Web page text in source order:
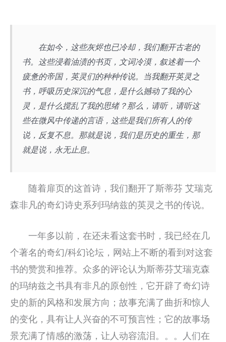
在如今，这些灰烬也已冷却，我们翻开古老的
书。这些浸着油渍的书页，文词冷漠，叙述着一个
疲惫的帝国，英灵们的种种传说。当我翻开英灵之
书，呼吸历史深沉的气息，是什么撼动了我的心
灵，是什么搅乱了我的思绪？那么，请听，请听这
些在微风中传递的言语，这些是我们所有人的传
说，反复不息。那就是说，我们是历史的重生，那
就是说，永无止息。
随着扉页的这首诗，我们翻开了斯蒂芬 艾瑞克
森非凡的奇幻诗史系列玛纳兹的英灵之书的传说。
一年多以前，在还未看这套书时，我已经在几
个著名的奇幻/科幻论坛，网站上不断的看到对这套
书的赞赏和推荐。众多的评论认为斯蒂芬艾瑞克森
的玛纳兹之书具有非凡的原创性，它开辟了奇幻诗
史的新的风格和发展方向；故事充满了曲折和惊人
的变化，具有让人兴奋的不可预言性；它的故事场
景充满了情感的激荡，让人动容流泪。。。人们在